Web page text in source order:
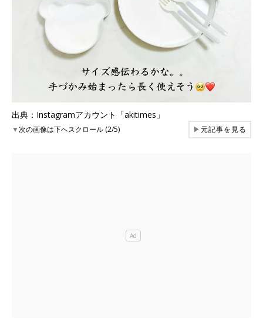
出典：Instagramアカウント「akitimes」
▼次の画像は下へスクロール (2/5) ▶元記事を見る